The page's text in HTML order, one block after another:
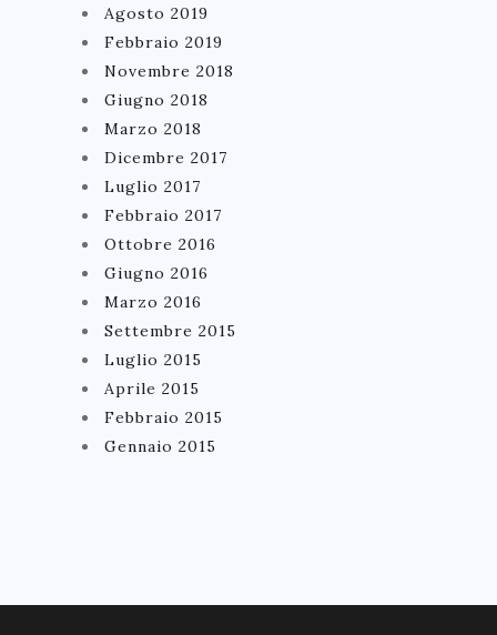
Agosto 2019
Febbraio 2019
Novembre 2018
Giugno 2018
Marzo 2018
Dicembre 2017
Luglio 2017
Febbraio 2017
Ottobre 2016
Giugno 2016
Marzo 2016
Settembre 2015
Luglio 2015
Aprile 2015
Febbraio 2015
Gennaio 2015